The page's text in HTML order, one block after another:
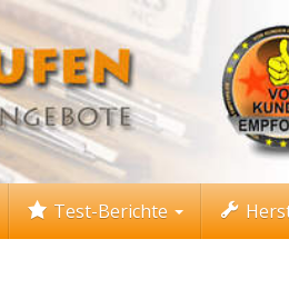
Test-Berichte